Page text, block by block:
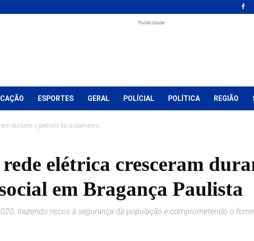
Publicidade
ESPORTES GERAL POLÍCIAL POLÍTICA REGIÃO
durante o período de isolamento...
elétrica cresceram
em Bragança Paulista
trazendo riscos à segurança da população e comprometendo o